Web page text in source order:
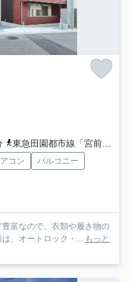
東急田園都市線「宮前平」駅 徒歩21分
コン
バルコニー
富なので、衣類や履き物の
、オートロック・... もっと